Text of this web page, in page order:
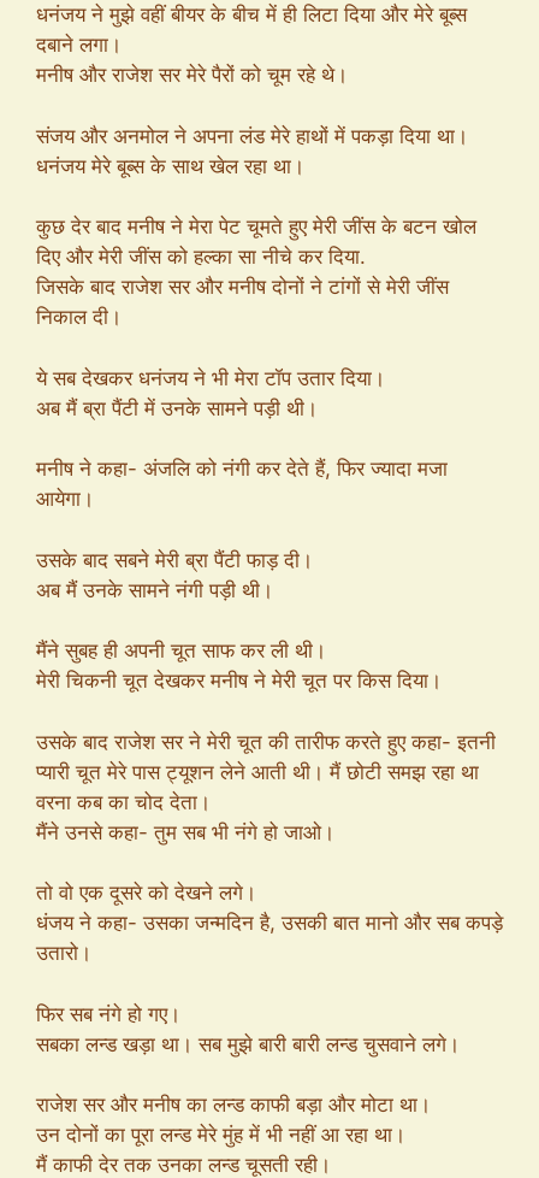
धनंजय ने मुझे वहीं बीयर के बीच में ही लिटा दिया और मेरे बूब्स
दबाने लगा।
मनीष और राजेश सर मेरे पैरों को चूम रहे थे।
संजय और अनमोल ने अपना लंड मेरे हाथों में पकड़ा दिया था।
धनंजय मेरे बूब्स के साथ खेल रहा था।
कुछ देर बाद मनीष ने मेरा पेट चूमते हुए मेरी जींस के बटन खोल
दिए और मेरी जींस को हल्का सा नीचे कर दिया.
जिसके बाद राजेश सर और मनीष दोनों ने टांगों से मेरी जींस
निकाल दी।
ये सब देखकर धनंजय ने भी मेरा टॉप उतार दिया।
अब मैं ब्रा पैंटी में उनके सामने पड़ी थी।
मनीष ने कहा- अंजलि को नंगी कर देते हैं, फिर ज्यादा मजा
आयेगा।
उसके बाद सबने मेरी ब्रा पैंटी फाड़ दी।
अब मैं उनके सामने नंगी पड़ी थी।
मैंने सुबह ही अपनी चूत साफ कर ली थी।
मेरी चिकनी चूत देखकर मनीष ने मेरी चूत पर किस दिया।
उसके बाद राजेश सर ने मेरी चूत की तारीफ करते हुए कहा- इतनी
प्यारी चूत मेरे पास ट्यूशन लेने आती थी। मैं छोटी समझ रहा था
वरना कब का चोद देता।
मैंने उनसे कहा- तुम सब भी नंगे हो जाओ।
तो वो एक दूसरे को देखने लगे।
धंजय ने कहा- उसका जन्मदिन है, उसकी बात मानो और सब कपड़े
उतारो।
फिर सब नंगे हो गए।
सबका लन्ड खड़ा था। सब मुझे बारी बारी लन्ड चुसवाने लगे।
राजेश सर और मनीष का लन्ड काफी बड़ा और मोटा था।
उन दोनों का पूरा लन्ड मेरे मुंह में भी नहीं आ रहा था।
मैं काफी देर तक उनका लन्ड चूसती रही।